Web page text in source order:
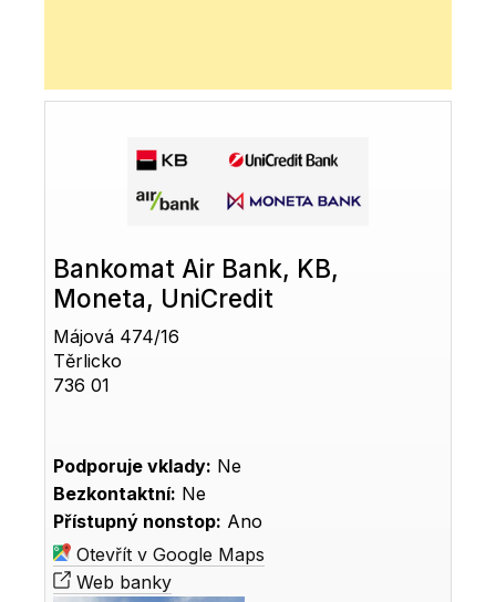
Bankomat Air Bank, KB,
Moneta, UniCredit
Májová 474/16
Těrlicko
736 01
Podporuje vklady: Ne
Bezkontaktní: Ne
Přístupný nonstop: Ano
Otevřít v Google Maps
Web banky